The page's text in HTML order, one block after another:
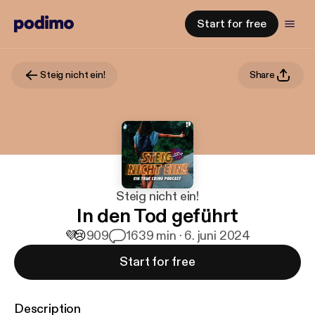
Start for free
Steig nicht ein! Share
Steig nicht ein!
In den Tod geführt
💜😢909 1639 min · 6. juni 2024
Start for free
Description